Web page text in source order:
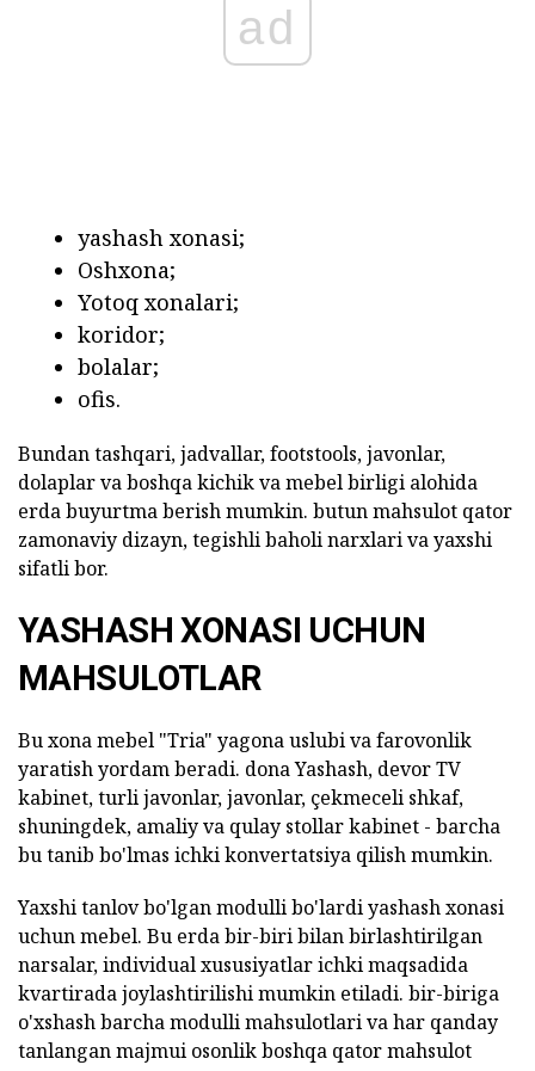
ad
yashash xonasi;
Oshxona;
Yotoq xonalari;
koridor;
bolalar;
ofis.
Bundan tashqari, jadvallar, footstools, javonlar,
dolaplar va boshqa kichik va mebel birligi alohida
erda buyurtma berish mumkin. butun mahsulot qator
zamonaviy dizayn, tegishli baholi narxlari va yaxshi
sifatli bor.
YASHASH XONASI UCHUN
MAHSULOTLAR
Bu xona mebel "Tria" yagona uslubi va farovonlik
yaratish yordam beradi. dona Yashash, devor TV
kabinet, turli javonlar, javonlar, çekmeceli shkaf,
shuningdek, amaliy va qulay stollar kabinet - barcha
bu tanib bo'lmas ichki konvertatsiya qilish mumkin.
Yaxshi tanlov bo'lgan modulli bo'lardi yashash xonasi
uchun mebel. Bu erda bir-biri bilan birlashtirilgan
narsalar, individual xususiyatlar ichki maqsadida
kvartirada joylashtirilishi mumkin etiladi. bir-biriga
o'xshash barcha modulli mahsulotlari va har qanday
tanlangan majmui osonlik boshqa qator mahsulot